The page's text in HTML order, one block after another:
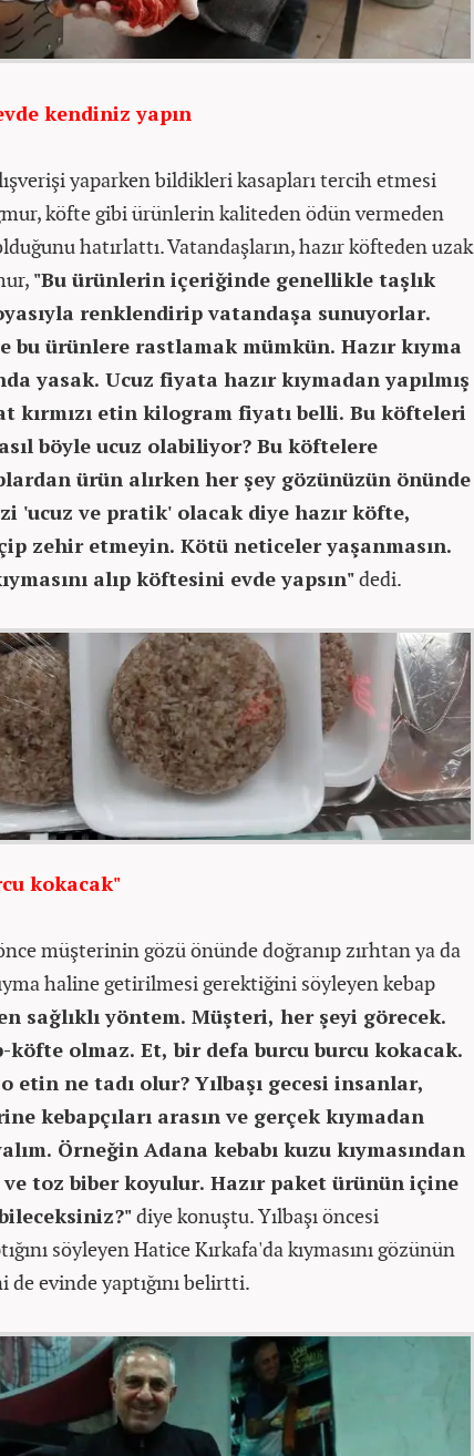
kendiniz yapın
yaparken bildikleri kasapları tercih etmesi
köfte gibi ürünlerin kaliteden ödün vermeden
hatırlattı. Vatandaşların, hazır köfteden uzak
"Bu ürünlerin içeriğinde genellikle taşlık
renklendirip vatandaşa sunuyorlar.
ürünlere rastlamak mümkün. Hazır kıyma
yasak. Ucuz fiyata hazır kıymadan yapılmış
kırmızı etin kilogram fiyatı belli. Bu köfteleri
böyle ucuz olabiliyor? Bu köftelere
ürün alırken her şey gözünüzün önünde
'ucuz ve pratik' olacak diye hazır köfte,
zehir etmeyin. Kötü neticeler yaşanmasın.
alıp köftesini evde yapsın"dedi.
kokacak"
müşterinin gözü önünde doğranıp zırhtan ya da
haline getirilmesi gerektiğini söyleyen kebap
sağlıklı yöntem. Müşteri, her şeyi görecek.
köfte olmaz. Et, bir defa burcu burcu kokacak.
etin ne tadı olur? Yılbaşı gecesi insanlar,
kebapçıları arasın ve gerçek kıymadan
Örneğin Adana kebabı kuzu kıymasından
toz biber koyulur. Hazır paket ürünün içine
diye konuştu. Yılbaşı öncesi
söyleyen Hatice Kırkafa'da kıymasını gözünün
de evinde yaptığını belirtti.